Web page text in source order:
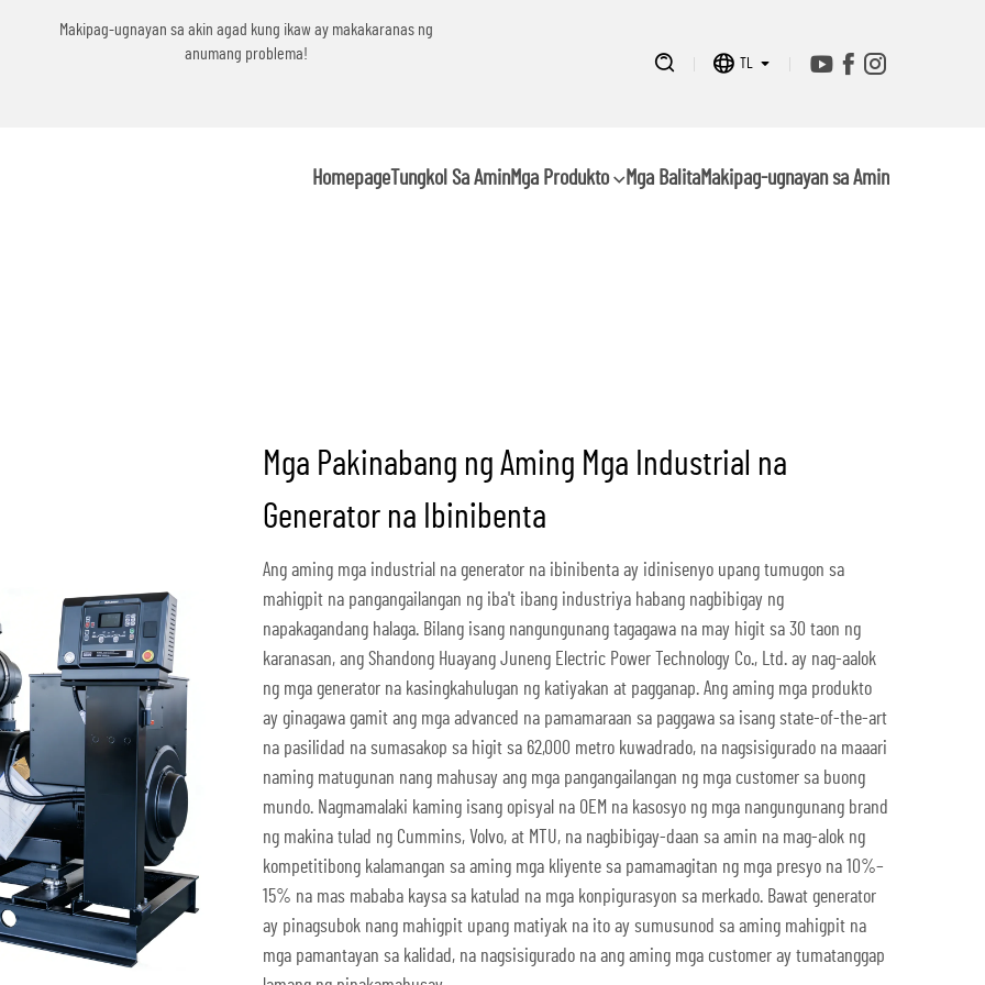
makakaranas ng
Makipag-ugnayan sa akin agad kung ikaw ay makakaranas ng
anumang problema!
TL
HomepageTungkol Sa AminMga Produkto Mga BalitaMakipag-ugnayan sa Amin
Mga Pakinabang ng Aming Mga Industrial na
Generator na Ibinibenta
Ang aming mga industrial na generator na ibinibenta ay idinisenyo upang tumugon sa
mahigpit na pangangailangan ng iba't ibang industriya habang nagbibigay ng
napakagandang halaga. Bilang isang nangungunang tagagawa na may higit sa 30 taon ng
karanasan, ang Shandong Huayang Juneng Electric Power Technology Co., Ltd. ay nag-aalok
ng mga generator na kasingkahulugan ng katiyakan at pagganap. Ang aming mga produkto
ay ginagawa gamit ang mga advanced na pamamaraan sa paggawa sa isang state-of-the-art
na pasilidad na sumasakop sa higit sa 62,000 metro kuwadrado, na nagsisigurado na maaari
naming matugunan nang mahusay ang mga pangangailangan ng mga customer sa buong
mundo. Nagmamalaki kaming isang opisyal na OEM na kasosyo ng mga nangungunang brand
ng makina tulad ng Cummins, Volvo, at MTU, na nagbibigay-daan sa amin na mag-alok ng
kompetitibong kalamangan sa aming mga kliyente sa pamamagitan ng mga presyo na 10%–
15% na mas mababa kaysa sa katulad na mga konpigurasyon sa merkado. Bawat generator
ay pinagsubok nang mahigpit upang matiyak na ito ay sumusunod sa aming mahigpit na
mga pamantayan sa kalidad, na nagsisigurado na ang aming mga customer ay tumatanggap